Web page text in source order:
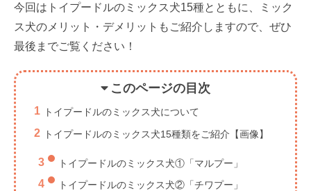
今回はトイプードルのミックス犬15種とともに、ミック
ス犬のメリット・デメリットもご紹介しますので、ぜひ
最後までご覧ください！
このページの目次
トイプードルのミックス犬について
トイプードルのミックス犬15種類をご紹介【画像】
トイプードルのミックス犬①「マルプー」
トイプードルのミックス犬②「チワプー」